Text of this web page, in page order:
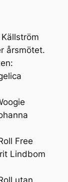
årsmötet.
Free
Lindbom
utan